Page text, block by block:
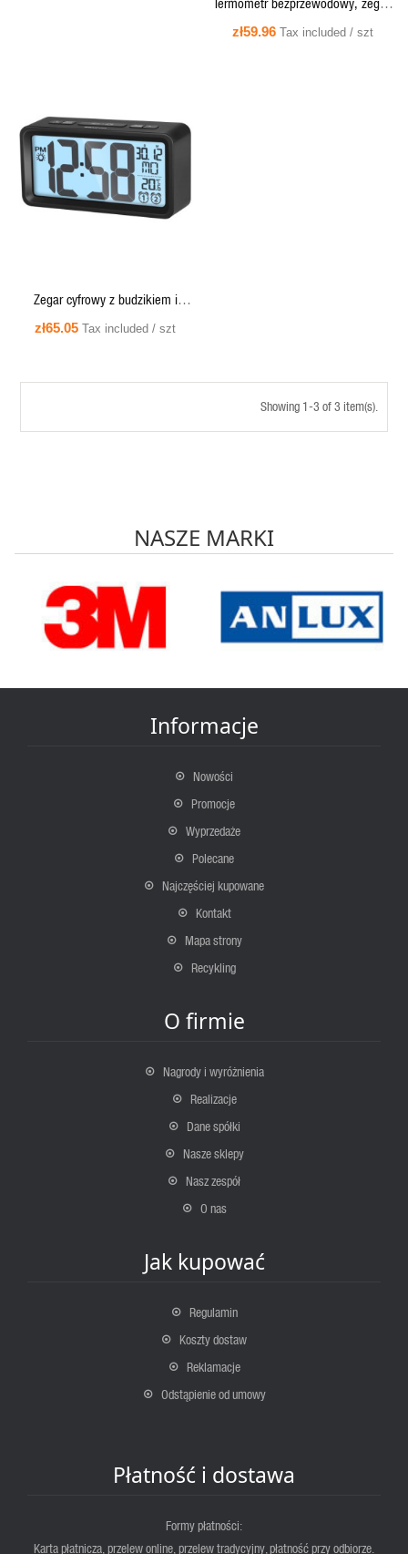
DCF, pomiar temperatury zewn./
zł59.96 Tax included / szt
QUICK VIEW
Zegar cyfrowy z budzikiem i
termometrem podświetlany LCD
zł65.05 Tax included / szt
Showing 1-3 of 3 item(s).
NASZE MARKI
Informacje
Nowości
Promocje
Wyprzedaże
Polecane
Najczęściej kupowane
Kontakt
Mapa strony
Recykling
O firmie
Nagrody i wyróżnienia
Realizacje
Dane spółki
Nasze sklepy
Nasz zespół
O nas
Jak kupować
Regulamin
Koszty dostaw
Reklamacje
Odstąpienie od umowy
Płatność i dostawa
Formy płatności:
Karta płatnicza, przelew online, przelew tradycyjny, płatność przy odbiorze.